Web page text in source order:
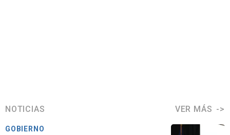
NOTICIAS VER MÁS
GOBIERNO